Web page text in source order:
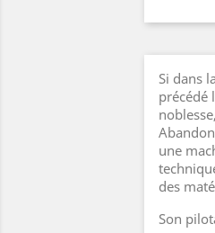
Si dans
précédé
une
des
Son